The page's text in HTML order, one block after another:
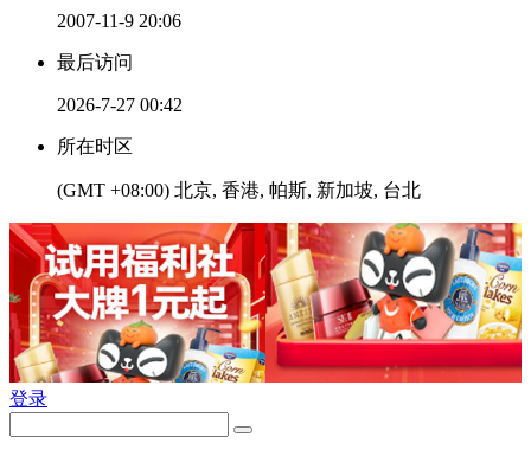
2007-11-9 20:06
最后访问
2026-7-27 00:42
所在时区
(GMT +08:00) 北京, 香港, 帕斯, 新加坡, 台北
登录